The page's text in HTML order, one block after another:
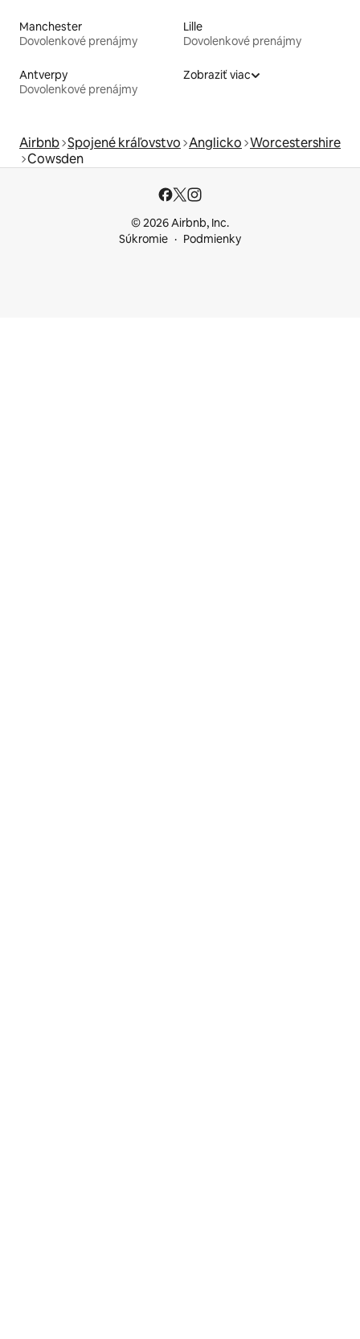
Manchester
Dovolenkové prenájmy
Lille
Dovolenkové prenájmy
Antverpy
Dovolenkové prenájmy
Zobraziť viac
Airbnb Spojené kráľovstvo Anglicko Worcestershire
Cowsden
© 2026 Airbnb, Inc.
Súkromie
Podmienky